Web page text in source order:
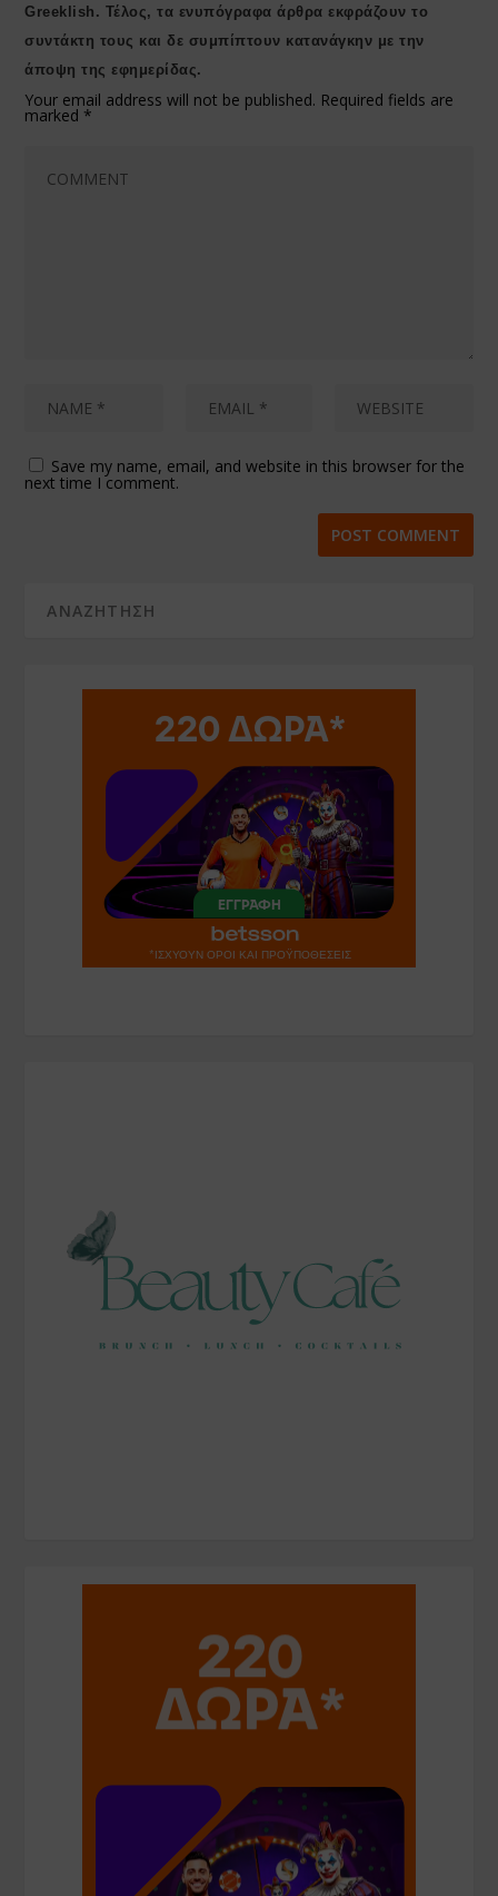
Greeklish. Τέλος, τα ενυπόγραφα άρθρα εκφράζουν το
συντάκτη τους και δε συμπίπτουν κατανάγκην με την
άποψη της εφημερίδας.
Your email address will not be published. Required fields are
marked *
Save my name, email, and website in this browser for the
next time I comment.